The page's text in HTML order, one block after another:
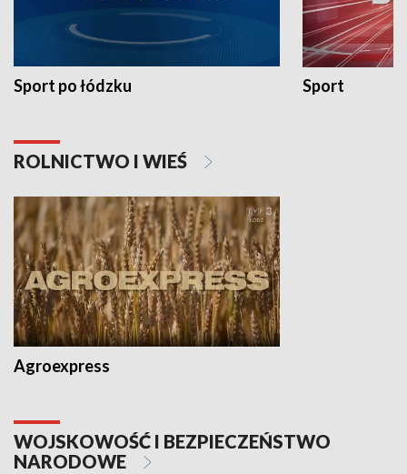
Sport po łódzku Sport
ROLNICTWO I WIEŚ
Agroexpress
WOJSKOWOŚĆ I BEZPIECZEŃSTWO
NARODOWE